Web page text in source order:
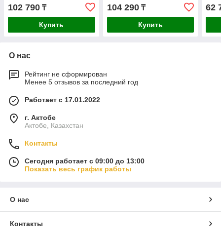
102 790 ₸
Купить
104 290₸
Купить
62
О нас
Рейтинг не сформирован
Менее 5 отзывов за последний год
Работает с 17.01.2022
г. Актобе
Актобе, Казахстан
Контакты
Сегодня работает с 09:00 до 13:00
Показать весь график работы
О нас
Контакты